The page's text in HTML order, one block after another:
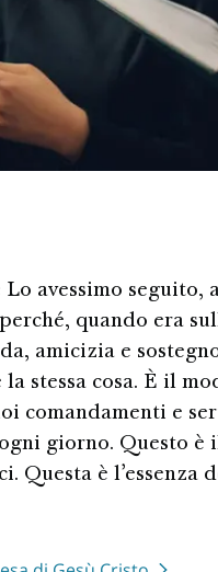
Lo avessimo seguito,
quando era
amicizia e
stessa cosa. È il
comandamenti e
giorno. Questo è
Questa è l’essenza